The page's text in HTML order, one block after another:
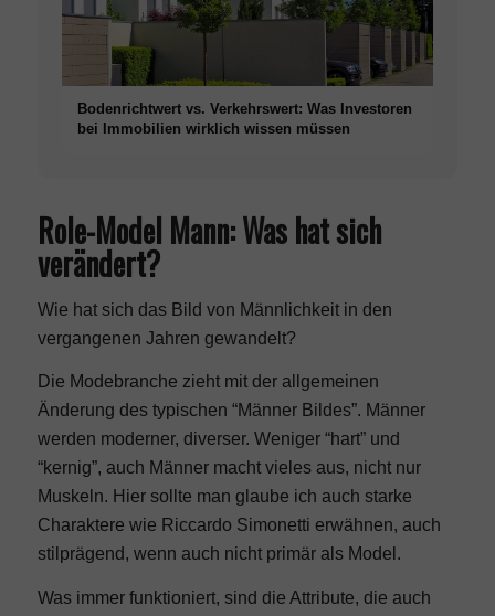
Bodenrichtwert vs. Verkehrswert: Was Investoren
bei Immobilien wirklich wissen müssen
Role-Model Mann: Was hat sich
verändert?
Wie hat sich das Bild von Männlichkeit in den
vergangenen Jahren gewandelt?
Die Modebranche zieht mit der allgemeinen
Änderung des typischen “Männer Bildes”. Männer
werden moderner, diverser. Weniger “hart” und
“kernig”, auch Männer macht vieles aus, nicht nur
Muskeln. Hier sollte man glaube ich auch starke
Charaktere wie Riccardo Simonetti erwähnen, auch
stilprägend, wenn auch nicht primär als Model.
Was immer funktioniert, sind die Attribute, die auch